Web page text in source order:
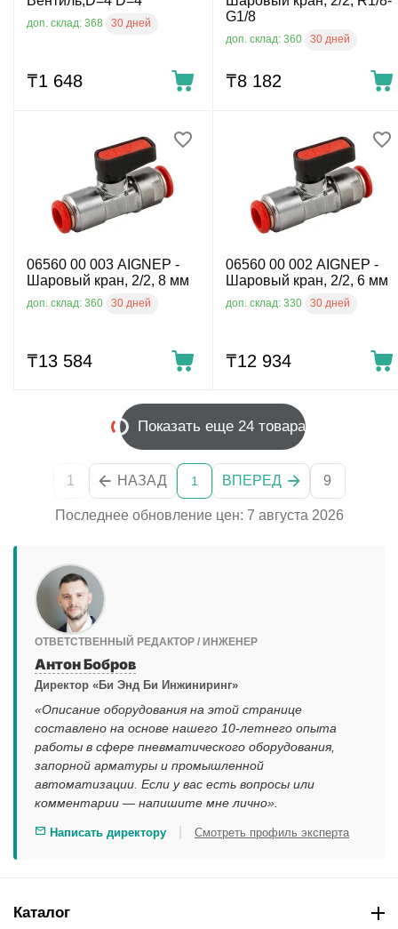
доп. склад: 368 30 дней
₸1 648
G1/8
доп. склад: 360 30 дней
₸8 182
06560 00 003 AIGNEP -
Шаровый кран, 2/2, 8 мм
доп. склад: 360 30 дней
₸13 584
06560 00 002 AIGNEP -
Шаровый кран, 2/2, 6 мм
доп. склад: 330 30 дней
₸12 934
Показать еще 24 товара
1 НАЗАД 1 ВПЕРЕД 9
Последнее обновление цен: 7 августа 2026
ОТВЕТСТВЕННЫЙ РЕДАКТОР / ИНЖЕНЕР
Антон Бобров
Директор «Би Энд Би Инжиниринг»
«Описание оборудования на этой странице
составлено на основе нашего 10-летнего опыта
работы в сфере пневматического оборудования,
запорной арматуры и промышленной
автоматизации. Если у вас есть вопросы или
комментарии — напишите мне лично».
Написать директору Смотреть профиль эксперта
Каталог